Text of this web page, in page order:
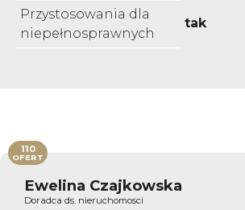
Przystosowania dla
niepełnosprawnych
tak
Ewelina Czajkowska
Doradca ds. nieruchomosci
110
OFERT